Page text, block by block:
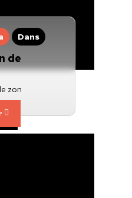
Dans
de
zon
Nieuwsbrief
Doneren